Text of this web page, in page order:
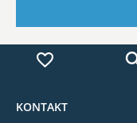
KONTAKT